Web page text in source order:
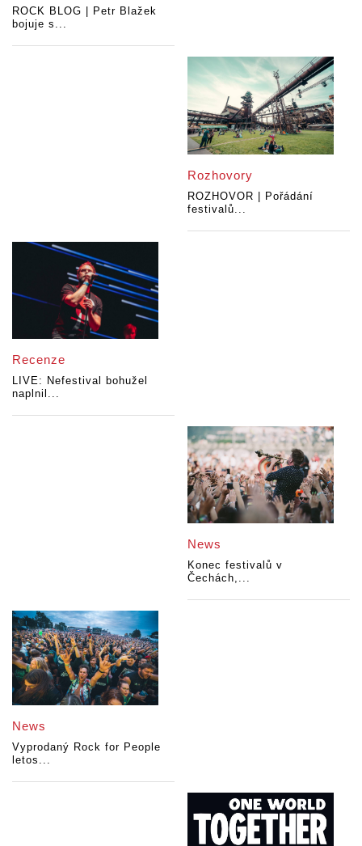
ROCK BLOG | Petr Blažek
bojuje s...
Rozhovory
ROZHOVOR | Pořádání
festivalů...
Recenze
LIVE: Nefestival bohužel
naplnil...
News
Konec festivalů v
Čechách,...
News
Vyprodaný Rock for People
letos...